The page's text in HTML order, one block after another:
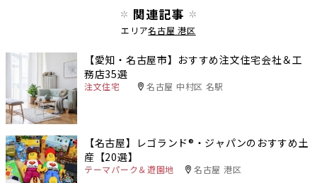
関連記事
エリア名古屋 港区
【愛知・名古屋市】おすすめ注文住宅会社＆工
務店35選
注文住宅 名古屋 中村区 名駅
【名古屋】レゴランド®・ジャパンのおすすめ土
産【20選】
テーマパーク＆遊園地 名古屋 港区